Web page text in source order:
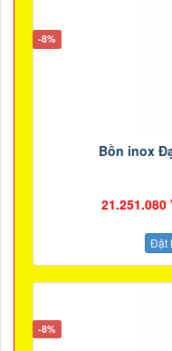
-8%
Bồn inox
21.251.080
Đặt
-8%